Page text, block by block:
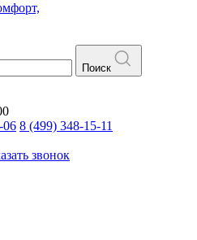
Поиск
06 8 (499) 348-15-11
звонок